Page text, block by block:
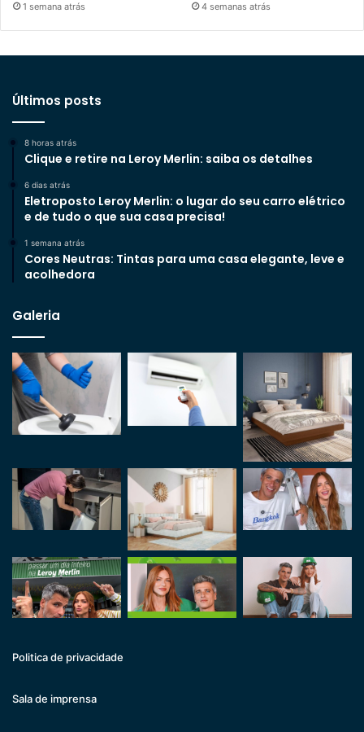
1 semana atrás 4 semanas atrás
Últimos posts
8 horas atrás
Clique e retire na Leroy Merlin: saiba os detalhes
6 dias atrás
Eletroposto Leroy Merlin: o lugar do seu carro elétrico
e de tudo o que sua casa precisa!
1 semana atrás
Cores Neutras: Tintas para uma casa elegante, leve e
acolhedora
Galeria
Politica de privacidade
Sala de imprensa